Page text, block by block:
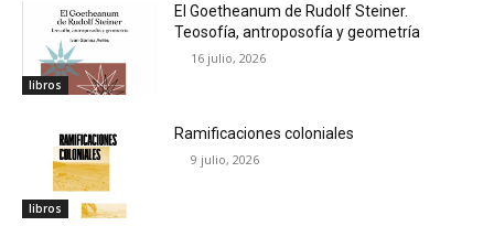
libros
El Goetheanum de Rudolf Steiner.
Teosofía, antroposofía y geometría
16 julio, 2026
libros
Ramificaciones coloniales
9 julio, 2026